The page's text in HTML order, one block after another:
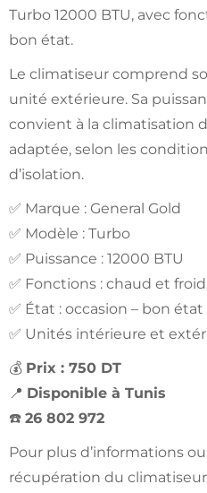
Turbo 12000 BTU, avec
bon état.
Le climatiseur comprend
unité extérieure. Sa
convient à la climatisation
adaptée, selon les
d’isolation.
✅ Marque : General Gold
✅ Modèle : Turbo
✅ Puissance : 12000 BTU
✅ Fonctions : chaud et froid
✅ État : occasion – bon état
✅ Unités intérieure et
💰 Prix : 750 DT
📍 Disponible à Tunis
☎️ 26 802 972
Pour plus d’informations
récupération du